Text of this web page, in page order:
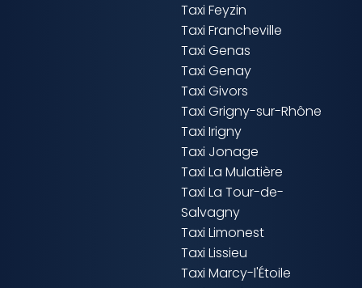
Taxi Feyzin
Taxi Francheville
Taxi Genas
Taxi Genay
Taxi Givors
Taxi Grigny-sur-Rhône
Taxi Irigny
Taxi Jonage
Taxi La Mulatière
Taxi La Tour-de-
Salvagny
Taxi Limonest
Taxi Lissieu
Taxi Marcy-l'Étoile